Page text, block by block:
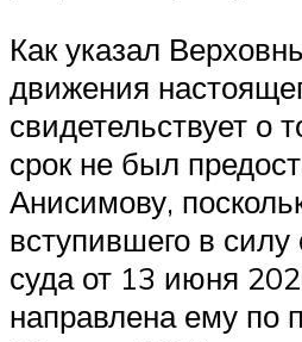
Как указал
движения
свидетельствует о
срок не был
Анисимову,
вступившего в
суда от 13 июня
направлена ему по